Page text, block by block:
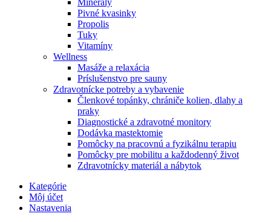
Pivné kvasinky
Propolis
Tuky
Vitamíny
Wellness
Masáže a relaxácia
Príslušenstvo pre sauny
Zdravotnícke potreby a vybavenie
Členkové topánky, chrániče kolien, dlahy a
praky
Diagnostické a zdravotné monitory
Dodávka mastektomie
Pomôcky na pracovnú a fyzikálnu terapiu
Pomôcky pre mobilitu a každodenný život
Zdravotnícky materiál a nábytok
Kategórie
Môj účet
Nastavenia